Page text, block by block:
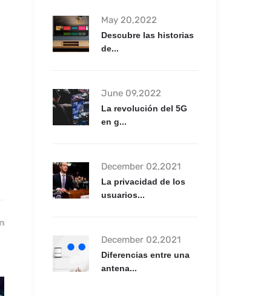
May 20,2022
Descubre las historias
de...
June 09,2022
La revolución del 5G
en g...
December 02,2021
La privacidad de los
usuarios...
December 02,2021
Diferencias entre una
antena...